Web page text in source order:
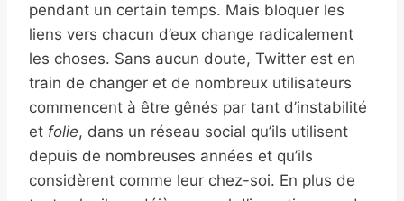
pendant un certain temps. Mais bloquer les
liens vers chacun d’eux change radicalement
les choses. Sans aucun doute, Twitter est en
train de changer et de nombreux utilisateurs
commencent à être gênés par tant d’instabilité
et folie, dans un réseau social qu’ils utilisent
depuis de nombreuses années et qu’ils
considèrent comme leur chez-soi. En plus de